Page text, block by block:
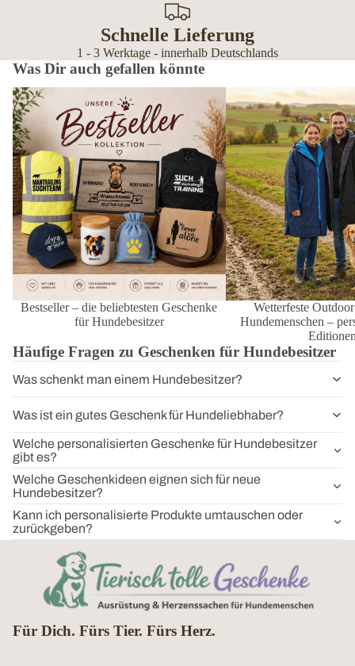
Schnelle Lieferung
1 - 3 Werktage - innerhalb Deutschlands
Was Dir auch gefallen könnte
Bestseller – die beliebtesten Geschenke
für Hundebesitzer
Bestseller – die beliebtesten Geschenke
für Hundebesitzer
Wetterfeste Outdoor-
Hundemenschen –
Editionen
Wetterfeste
Hundemenschen –
Häufige Fragen zu Geschenken für Hundebesitzer
Was schenkt man einem Hundebesitzer?
Was ist ein gutes Geschenk für Hundeliebhaber?
Welche personalisierten Geschenke für Hundebesitzer
gibt es?
Welche Geschenkideen eignen sich für neue
Hundebesitzer?
Kann ich personalisierte Produkte umtauschen oder
zurückgeben?
Für Dich. Fürs Tier. Fürs Herz.